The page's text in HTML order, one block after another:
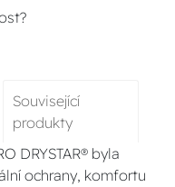
Související
produkty
DRYSTAR® byla
ochrany, komfortu